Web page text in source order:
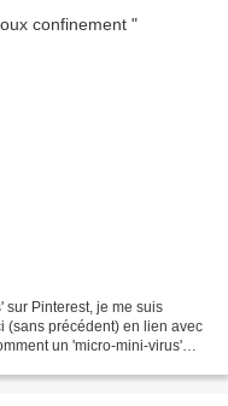
sur Pinterest, je me suis
(sans précédent) en lien avec
un 'micro-mini-virus'